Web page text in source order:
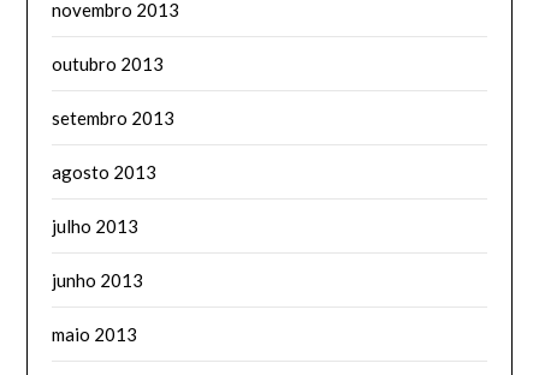
novembro 2013
outubro 2013
setembro 2013
agosto 2013
julho 2013
junho 2013
maio 2013